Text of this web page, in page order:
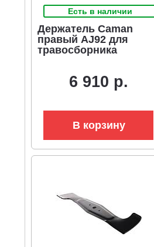
Есть в наличии
Держатель Caman
правый AJ92 для
травосборника
6 910 р.
В корзину